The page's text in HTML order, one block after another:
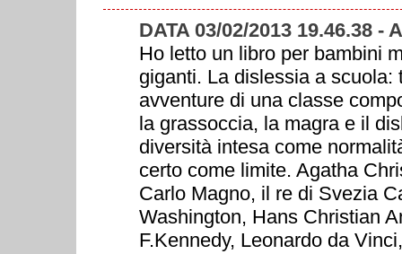
DATA 03/02/2013 19.46.38 -
Ho letto un libro per bambini
giganti. La dislessia a scuola:
avventure di una classe
la grassoccia, la magra e il
diversità intesa come
certo come limite. Agatha
Carlo Magno, il re di Svezia
Washington, Hans Christian
F.Kennedy, Leonardo da